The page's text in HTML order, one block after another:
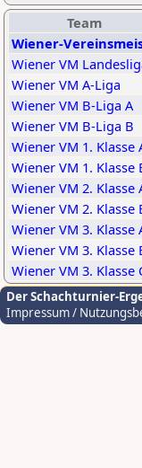
Team
Wiener-
Wiener VM
Wiener VM A-Liga
Wiener VM B-Liga A
Wiener VM B-Liga B
Wiener VM 1. Klasse
Wiener VM 1. Klasse
Wiener VM 2. Klasse
Wiener VM 2. Klasse
Wiener VM 3. Klasse
Wiener VM 3. Klasse
Wiener VM 3. Klasse
Der Schachturnier-
Impressum /